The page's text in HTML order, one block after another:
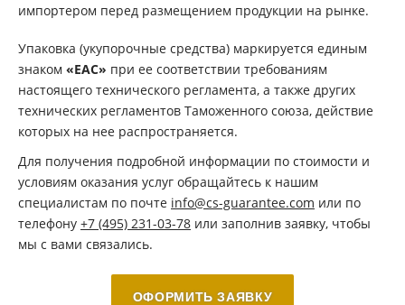
импортером перед размещением продукции на рынке.
Упаковка (укупорочные средства) маркируется единым
знаком «ЕАС» при ее соответствии требованиям
настоящего технического регламента, а также других
технических регламентов Таможенного союза, действие
которых на нее распространяется.
Для получения подробной информации по стоимости и
условиям оказания услуг обращайтесь к нашим
специалистам по почте info@cs-guarantee.com или по
телефону +7 (495) 231-03-78 или заполнив заявку, чтобы
мы с вами связались.
ОФОРМИТЬ ЗАЯВКУ